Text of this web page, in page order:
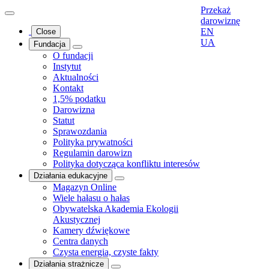
Close
Fundacja
O fundacji
Instytut
Aktualności
Kontakt
1,5% podatku
Darowizna
Statut
Sprawozdania
Polityka prywatności
Regulamin darowizn
Polityka dotycząca konfliktu interesów
Działania edukacyjne
Magazyn Online
Wiele hałasu o hałas
Obywatelska Akademia Ekologii
Akustycznej
Kamery dźwiękowe
Centra danych
Czysta energia, czyste fakty
Działania strażnicze
Przekaż
darowiznę
EN
UA